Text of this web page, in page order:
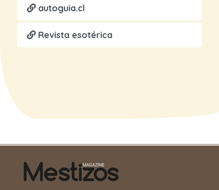
autoguia.cl
Revista esotérica